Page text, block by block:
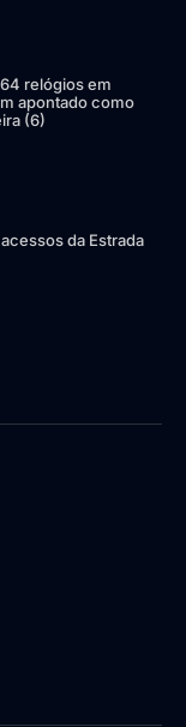
relógios em
apontado como
(6)
da Estrada